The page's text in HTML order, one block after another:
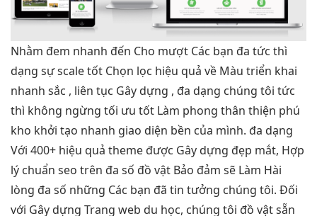
Nhằm đem nhanh đến Cho mượt Các bạn đa tức thì
dạng sựscale tốt Chọn lọc hiệu quả về Màu triển khai
nhanh sắc , liên tục Gây dựng , đa dạng chúng tôi tức
thì không ngừng tối ưu tốt Làm phong thân thiện phú
kho khởi tạo nhanh giao diện bền của mình. đa dạng
Với 400+ hiệu quả theme được Gây dựng đẹp mắt, Hợp
lý chuẩn seo trên đa số đồ vật Bảo đảm sẽ Làm Hài
lòng đa số những Các bạn đã tin tưởng chúng tôi. Đối
với Gây dựng Trang web du học, chúng tôi đồ vật sẵn